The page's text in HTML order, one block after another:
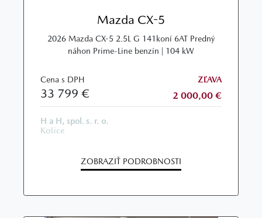
Mazda CX-5
2026 Mazda CX-5 2.5L G 141koní 6AT Predný
náhon Prime-Line benzín | 104 kW
Cena s DPH
33 799 €
ZĽAVA
2 000,00 €
H a H, spol. s. r. o.
Košice
ZOBRAZIŤ PODROBNOSTI